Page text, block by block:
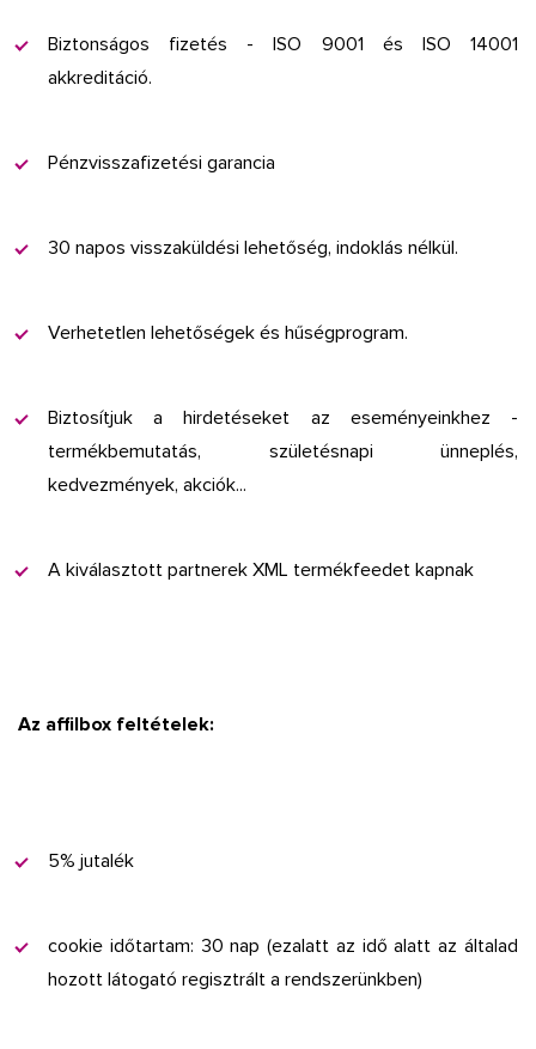
Biztonságos fizetés - ISO 9001 és ISO 14001
akkreditáció.
Pénzvisszafizetési garancia
30 napos visszaküldési lehetőség, indoklás nélkül.
Verhetetlen lehetőségek és hűségprogram.
Biztosítjuk a hirdetéseket az eseményeinkhez -
termékbemutatás, születésnapi ünneplés,
kedvezmények, akciók...
A kiválasztott partnerek XML termékfeedet kapnak
Az affilbox feltételek:
5% jutalék
cookie időtartam: 30 nap (ezalatt az idő alatt az általad
hozott látogató regisztrált a rendszerünkben)